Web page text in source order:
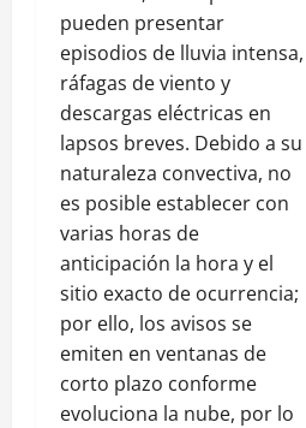
pueden presentar
episodios de lluvia intensa,
ráfagas de viento y
descargas eléctricas en
lapsos breves. Debido a su
naturaleza convectiva, no
es posible establecer con
varias horas de
anticipación la hora y el
sitio exacto de ocurrencia;
por ello, los avisos se
emiten en ventanas de
corto plazo conforme
evoluciona la nube, por lo